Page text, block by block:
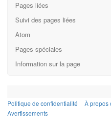
Pages liées
Suivi des pages liées
Atom
Pages spéciales
Information sur la page
Politique de confidentialité
À propos
Avertissements